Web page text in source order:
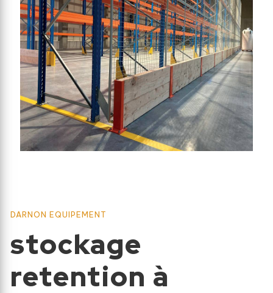
DARNON EQUIPEMENT
stockage
retention à